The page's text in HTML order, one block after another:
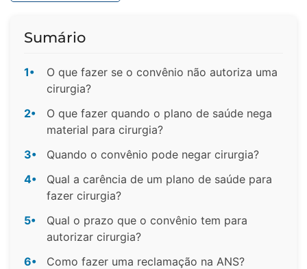
Sumário
1•
O que fazer se o convênio não autoriza uma
cirurgia?
2•
O que fazer quando o plano de saúde nega
material para cirurgia?
3•
Quando o convênio pode negar cirurgia?
4•
Qual a carência de um plano de saúde para
fazer cirurgia?
5•
Qual o prazo que o convênio tem para
autorizar cirurgia?
6•
Como fazer uma reclamação na ANS?